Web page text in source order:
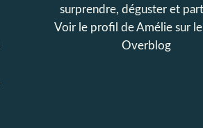
surprendre, déguster et
Voir le profil deAméliesur le
Overblog